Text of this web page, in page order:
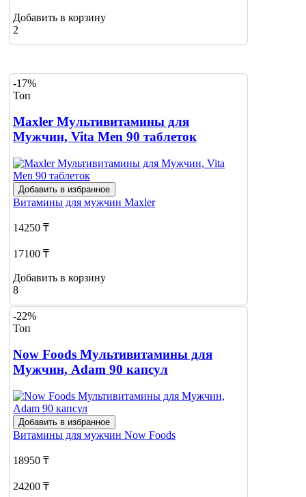
Добавить в корзину
2
-17%
Топ
Maxler Мультивитамины для
Мужчин, Vita Men 90 таблеток
Добавить в избранное
Витамины для мужчин Maxler
14250 ₸
17100 ₸
Добавить в корзину
8
-22%
Топ
Now Foods Мультивитамины для
Мужчин, Adam 90 капсул
Добавить в избранное
Витамины для мужчин Now Foods
18950 ₸
24200 ₸